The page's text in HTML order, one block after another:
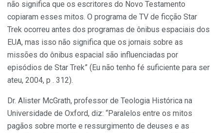
não significa que os escritores do Novo Testamento
copiaram esses mitos. O programa de TV de ficção Star
Trek ocorreu antes dos programas de ônibus espaciais dos
EUA, mas isso não significa que os jornais sobre as
missões do ônibus espacial são influenciadas por
episódios de Star Trek” (Eu não tenho fé suficiente para ser
ateu, 2004, p . 312).
Dr. Alister McGrath, professor de Teologia Histórica na
Universidade de Oxford, diz: “Paralelos entre os mitos
pagãos sobre morte e ressurgimento de deuses e as